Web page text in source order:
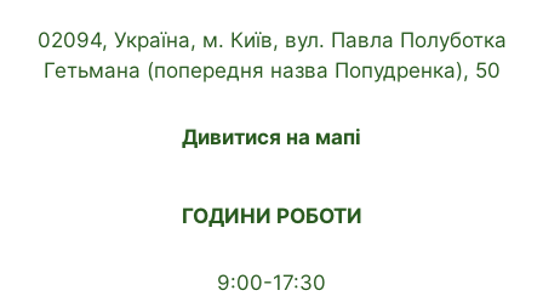
02094, Україна, м. Київ, вул. Павла Полуботка
Гетьмана (попередня назва Попудренка), 50
Дивитися на мапі
ГОДИНИ РОБОТИ
9:00-17:30